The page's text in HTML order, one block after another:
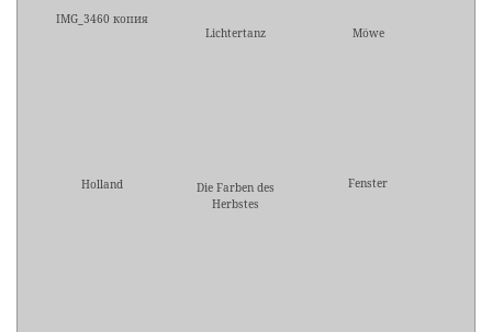
IMG_3460 копия
Lichtertanz
Möwe
Holland
Die Farben des
Herbstes
Fenster